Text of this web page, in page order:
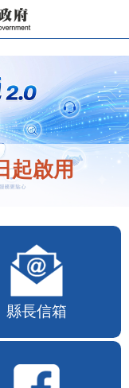
起啟用
縣長信箱